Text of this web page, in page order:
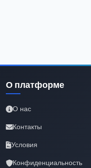
О платформе
О нас
Контакты
Условия
Конфиденциальность